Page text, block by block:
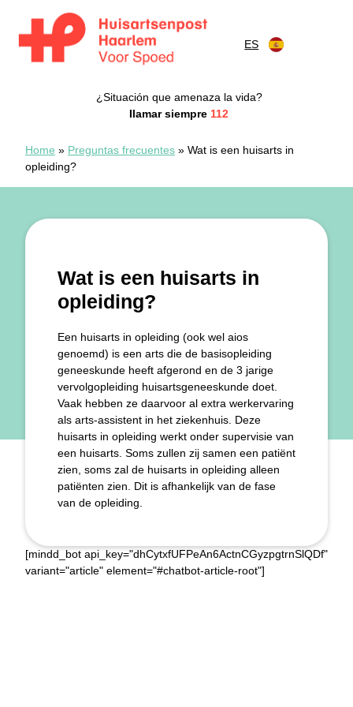
ES
¿Situación que amenaza la vida?
Ilamar siempre 112
Home » Preguntas frecuentes » Wat is een huisarts in
opleiding?
Wat is een huisarts in
opleiding?
Een huisarts in opleiding (ook wel aios
genoemd) is een arts die de basisopleiding
geneeskunde heeft afgerond en de 3 jarige
vervolgopleiding huisartsgeneeskunde doet.
Vaak hebben ze daarvoor al extra werkervaring
als arts-assistent in het ziekenhuis. Deze
huisarts in opleiding werkt onder supervisie van
een huisarts. Soms zullen zij samen een patiënt
zien, soms zal de huisarts in opleiding alleen
patiënten zien. Dit is afhankelijk van de fase
van de opleiding.
[mindd_bot api_key="dhCytxfUFPeAn6ActnCGyzpgtrnSlQDf"
variant="article" element="#chatbot-article-root"]